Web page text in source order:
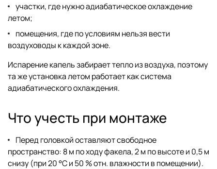
участки, где нужно адиабатическое охлаждение
летом;
помещения, где по условиям нельзя вести
воздуховоды к каждой зоне.
Испарение капель забирает тепло из воздуха, поэтому
та же установка летом работает как система
адиабатического охлаждения.
Что учесть при монтаже
Перед головкой оставляют свободное
пространство: 8 м по ходу факела, 2 м по высоте и 0,5 м
снизу (при 20 °C и 50 % отн. влажности в помещении).